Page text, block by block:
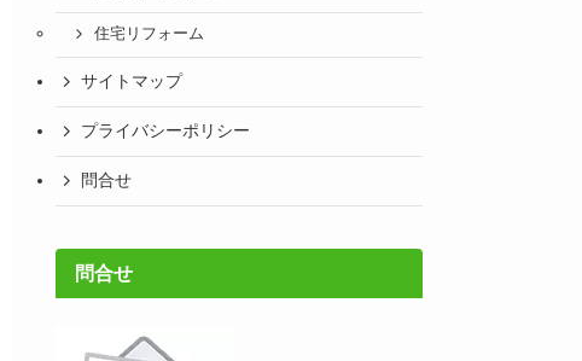
住宅リフォーム
サイトマップ
プライバシーポリシー
問合せ
問合せ